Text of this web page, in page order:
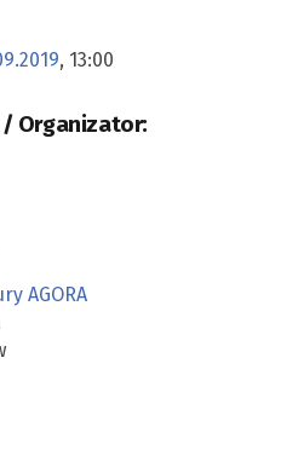
, 13:00
Organizator:
AGORA